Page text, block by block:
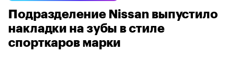
Подразделение Nissan выпустило
накладки на зубы в стиле
спорткаров марки